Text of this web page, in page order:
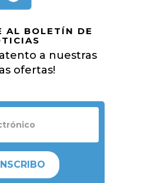
AL BOLETÍN DE
a nuestras
ofertas!